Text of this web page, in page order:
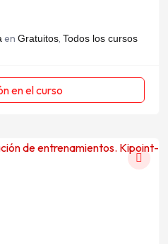
en Gratuitos, Todos los cursos
en el curso